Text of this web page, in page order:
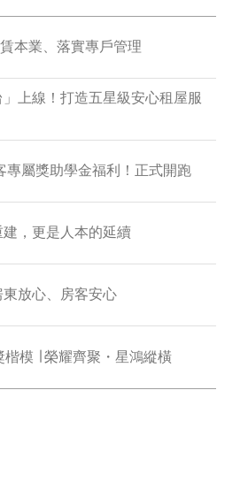
本業、落實專戶管理
」上線！打造五星級安心租屋服
專屬獎助學金福利！正式開跑
，更是人本的延續
放心、房客安心
模 ∣ 榮耀齊聚・星鴻縱橫